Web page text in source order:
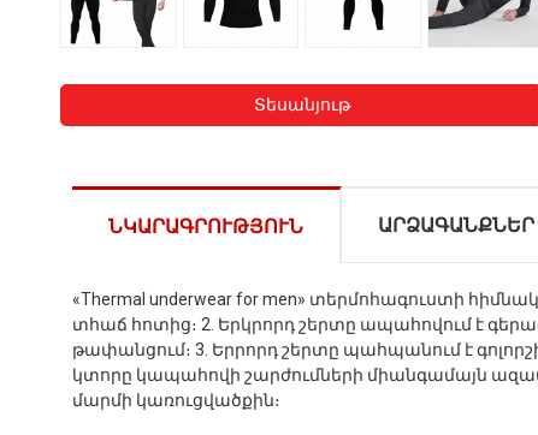
Տեսանյութ
ՆԿԱՐԱԳՐՈՒԹՅՈՒՆ
«Thermal underwear for men» տերմոհագուստի
տհաճ հոտից։ 2. Երկրորդ շերտը ապահովում է
թափանցում։ 3. Երրորդ շերտը պահպանում է
կտորը կապահովի շարժումների միանգամայն
մարմի կառուցվածքին։
ԱՐՁԱԳԱՆՔՆԵՐ